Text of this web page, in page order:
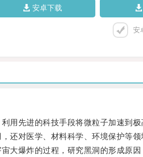
安卓下载
安
先进的科技手段将微粒子加速到极
对医学、材料科学、环境保护等领
爆炸的过程，研究黑洞的形成原因